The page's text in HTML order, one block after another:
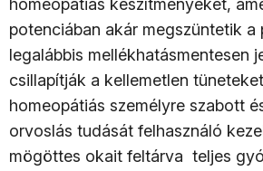
homeopátiás készítményeket,
potenciában akár megszüntetik a
legalábbis mellékhatásmentesen
csillapítják a kellemetlen
homeopátiás személyre szabott
orvoslás tudását felhasználó
mögöttes okait feltárva teljes